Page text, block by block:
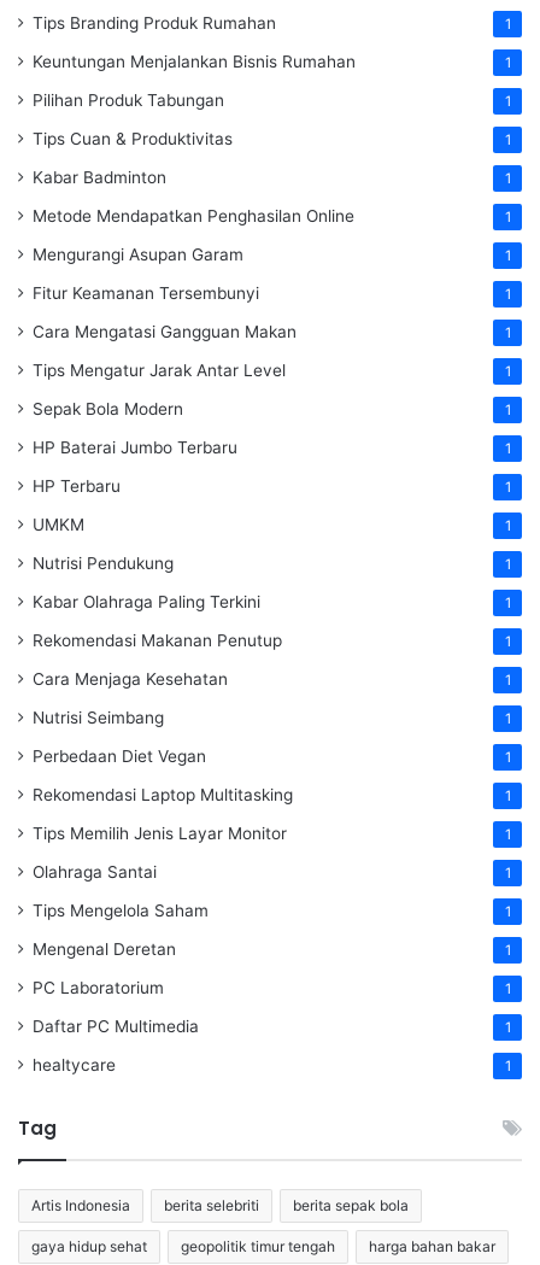
Tips Branding Produk Rumahan 1
Keuntungan Menjalankan Bisnis Rumahan 1
Pilihan Produk Tabungan 1
Tips Cuan & Produktivitas 1
Kabar Badminton 1
Metode Mendapatkan Penghasilan Online 1
Mengurangi Asupan Garam 1
Fitur Keamanan Tersembunyi 1
Cara Mengatasi Gangguan Makan 1
Tips Mengatur Jarak Antar Level 1
Sepak Bola Modern 1
HP Baterai Jumbo Terbaru 1
HP Terbaru 1
UMKM 1
Nutrisi Pendukung 1
Kabar Olahraga Paling Terkini 1
Rekomendasi Makanan Penutup 1
Cara Menjaga Kesehatan 1
Nutrisi Seimbang 1
Perbedaan Diet Vegan 1
Rekomendasi Laptop Multitasking 1
Tips Memilih Jenis Layar Monitor 1
Olahraga Santai 1
Tips Mengelola Saham 1
Mengenal Deretan 1
PC Laboratorium 1
Daftar PC Multimedia 1
healtycare 1
Tag
Artis Indonesia berita selebriti berita sepak bola
gaya hidup sehat geopolitik timur tengah harga bahan bakar